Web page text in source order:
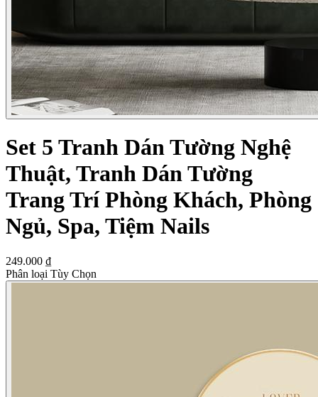
Set 5 Tranh Dán Tường Nghệ
Thuật, Tranh Dán Tường
Trang Trí Phòng Khách, Phòng
Ngủ, Spa, Tiệm Nails
249.000 ₫
Phân loại Tùy Chọn